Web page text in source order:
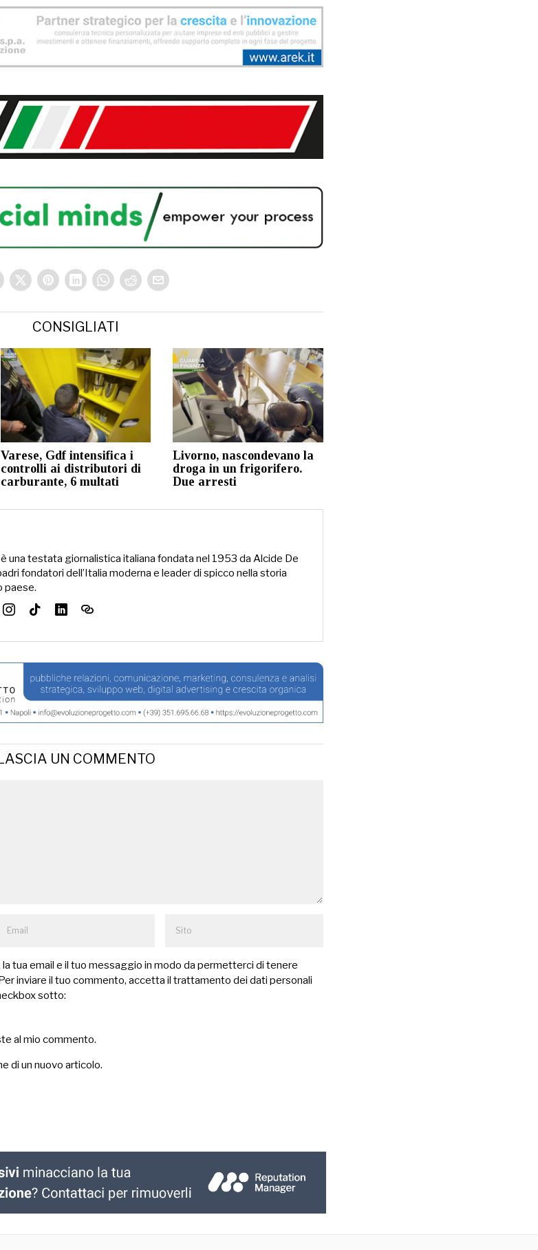
CONSIGLIATI
Varese, Gdf intensifica i
controlli ai distributori di
carburante, 6 multati
Livorno, nascondevano la
droga in un frigorifero.
Due arresti
è una testata giornalistica italiana fondata nel 1953 da Alcide De
fondatori dell’Italia moderna e leader di spicco nella storia
paese.
UN COMMENTO
tua email e il tuo messaggio in modo da permetterci di tenere
inviare il tuo commento, accetta il trattamento dei dati personali
sotto:
al mio commento.
di un nuovo articolo.